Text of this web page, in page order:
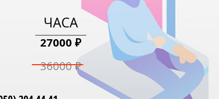
ЧАСА
27000 ₽
36000 ₽